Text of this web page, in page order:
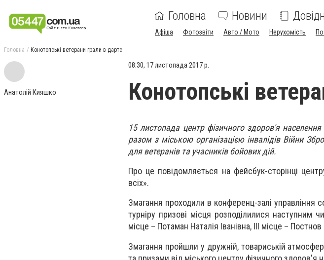
Головна Новини
Афіша Фотозвіти Авто / Мото Нерухомість
Головна Конотопські ветерани грали в дартс
Анатолій Кияшко
08:30, 17 листопада 2017 р.
Конотопські
15 листопада центр фізичного здоров'я
разом з міською організацією інвалідів Війни
для ветеранів та учасників бойових дій.
Про це повідомляється на фейсбук-сторінці
всіх».
Змагання проходили в конференц-залі управління
турніру призові місця розподілилися наступним
місце – Потаман Наталія Іванівна, ІІІ місце –
Змагання пройшли у дружній, товариській